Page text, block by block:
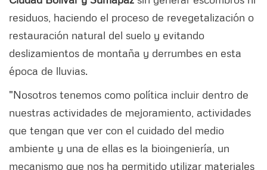
residuos, haciendo el proceso de revegetalización o
restauración natural del suelo y evitando
deslizamientos de montaña y derrumbes en esta
época de lluvias.
"Nosotros tenemos como política incluir dentro de
nuestras actividades de mejoramiento, actividades
que tengan que ver con el cuidado del medio
ambiente y una de ellas es la bioingeniería, un
mecanismo que nos ha permitido utilizar materiales